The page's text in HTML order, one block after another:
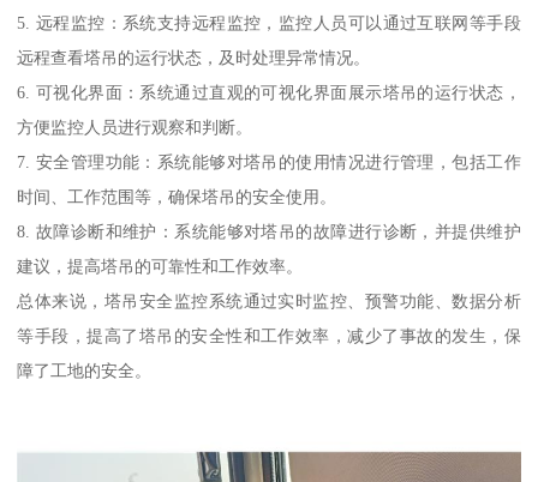
5. 远程监控：系统支持远程监控，监控人员可以通过互联网等手段
远程查看塔吊的运行状态，及时处理异常情况。
6. 可视化界面：系统通过直观的可视化界面展示塔吊的运行状态，
方便监控人员进行观察和判断。
7. 安全管理功能：系统能够对塔吊的使用情况进行管理，包括工作
时间、工作范围等，确保塔吊的安全使用。
8. 故障诊断和维护：系统能够对塔吊的故障进行诊断，并提供维护
建议，提高塔吊的可靠性和工作效率。
总体来说，塔吊安全监控系统通过实时监控、预警功能、数据分析
等手段，提高了塔吊的安全性和工作效率，减少了事故的发生，保
障了工地的安全。